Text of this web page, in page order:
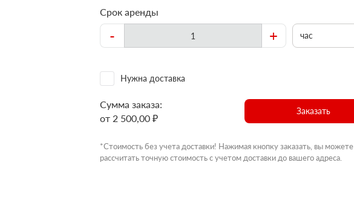
Срок аренды
- + час
Нужна доставка
Сумма заказа:
от 2 500,00 ₽
Заказать
*Стоимость без учета доставки! Нажимая кнопку заказать, вы можете
рассчитать точную стоимость с учетом доставки до вашего адреса.